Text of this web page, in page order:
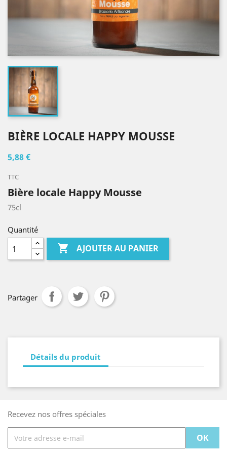
BIÈRE LOCALE HAPPY MOUSSE
5,88 €
TTC
Bière locale Happy Mousse
75cl
Quantité
 AJOUTER AU PANIER
Partager
Détails du produit
Recevez nos offres spéciales